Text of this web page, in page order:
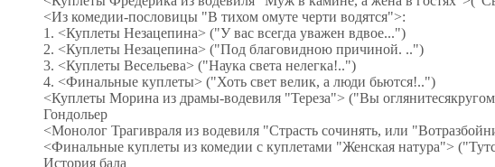
<Из комедии-пословицы "В тихом омуте черти водятся">:
1. <Куплеты Незацепина> ("У вас всегда уважен вдвое...")
2. <Куплеты Незацепина> ("Под благовидною причиной. ..")
3. <Куплеты Весельева> ("Наука света нелегка!..")
4. <Финальные куплеты> ("Хоть свет велик, а люди бьются!..")
<Куплеты Морина из драмы-водевиля "Тереза"> ("Вы
Гондольер
<Монолог Трагивраля из водевиля "Страсть сочинять, или
<Финальные куплеты из комедии с куплетами "Женская натура">
История бала